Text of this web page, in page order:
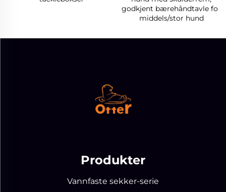
godkjent bærehåndtavle for
middels/stor hund
Produkter
Vannfaste sekker-serie